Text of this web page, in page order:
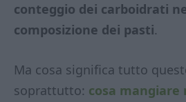
conteggio dei carboidrati
composizione dei pasti.
Ma cosa significa tutto
soprattutto: cosa mangiare